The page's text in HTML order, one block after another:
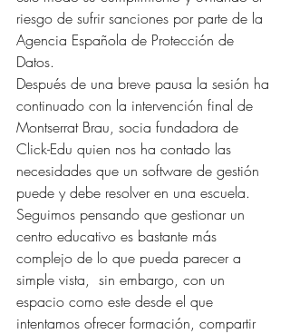
riesgo de sufrir sanciones por parte de la
Agencia Española de Protección de
Datos.
Después de una breve pausa la sesión ha
continuado con la intervención final de
Montserrat Brau, socia fundadora de
Click-Edu quien nos ha contado las
necesidades que un software de gestión
puede y debe resolver en una escuela.
Seguimos pensando que gestionar un
centro educativo es bastante más
complejo de lo que pueda parecer a
simple vista,  sin embargo, con un
espacio como este desde el que
intentamos ofrecer formación, compartir